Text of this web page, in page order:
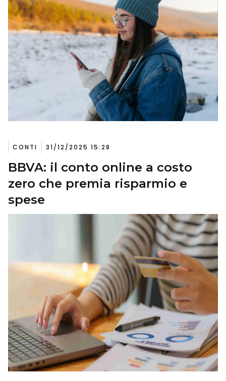
CONTI 31/12/2025 15:28
BBVA: il conto online a costo
zero che premia risparmio e
spese